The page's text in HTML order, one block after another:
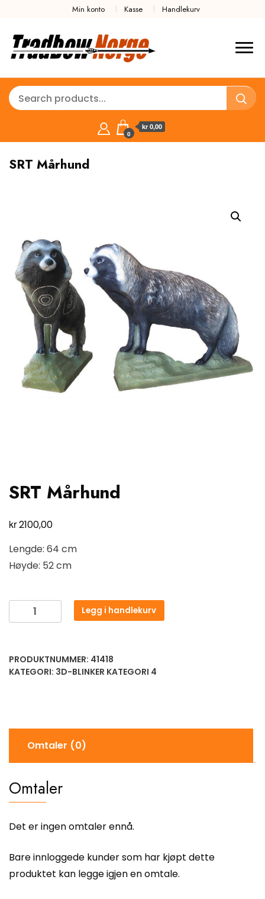
Min konto Kasse Handlekurv
0
kr 0,00
SRT Mårhund
SRT Mårhund
kr2100,00
Lengde: 64 cm
Høyde: 52 cm
Legg i handlekurv
PRODUKTNUMMER: 41418
KATEGORI: 3D-BLINKER KATEGORI 4
Omtaler (0)
Omtaler
Det er ingen omtaler ennå.
Bare innloggede kunder som har kjøpt dette
produktet kan legge igjen en omtale.